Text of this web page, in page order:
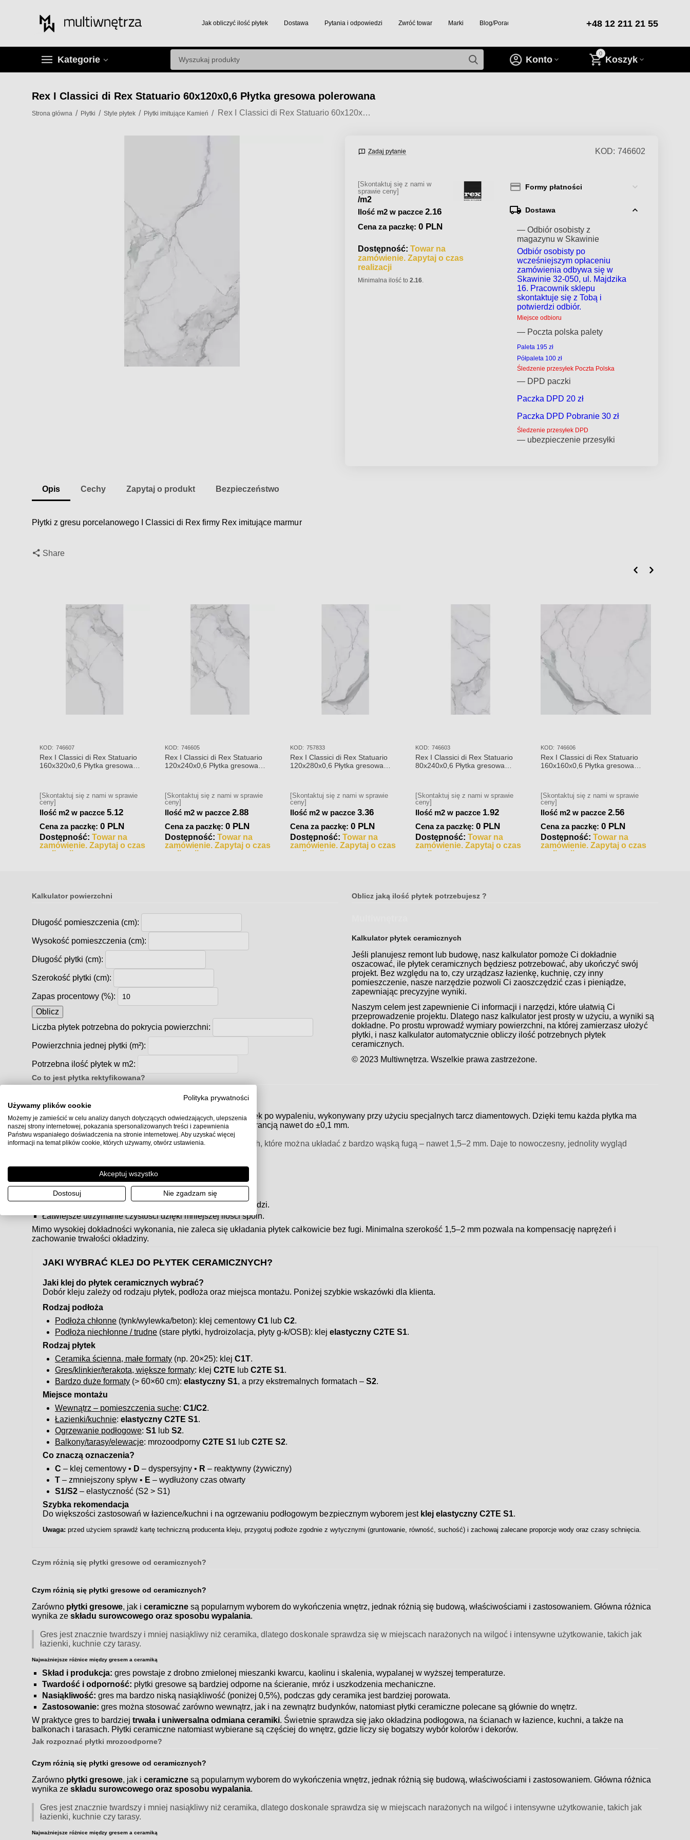
Jak obliczyć ilość płytek Dostawa Pytania i odpowiedzi Zwróć towar Marki Blog/Porady/Inspiracje +48 12 211 21 55
Kategorie
0
Koszyk
Konto
Rex I Classici di Rex Statuario 60x120x0,6 Płytka gresowa polerowana
Strona główna / Płytki / Style płytek / Płytki imitujące Kamień / Rex I Classici di Rex Statuario 60x120x0,6 Płytka gresowa polerowana
Zadaj pytanie KOD: 746602
[Skontaktuj się z nami w
sprawie ceny]
/m2
Ilość m2 w paczce 2.16
Cena za paczkę:0 PLN
Dostępność: Towar na
zamówienie. Zapytaj o czas
realizacji
Minimalna ilość to2.16.
Formy płatności
Dostawa
— Odbiór osobisty z
magazynu w Skawinie
Odbiór osobisty po
wcześniejszym opłaceniu
zamówienia odbywa się w
Skawinie 32-050, ul. Majdzika
16. Pracownik sklepu
skontaktuje się z Tobą i
potwierdzi odbiór.
Miejsce odbioru
— Poczta polska palety
Paleta 195 zł
Półpaleta 100 zł
Śledzenie przesyłek Poczta Polska
— DPD paczki
Paczka DPD 20 zł
Paczka DPD Pobranie 30 zł
Śledzenie przesyłek DPD
— ubezpieczenie przesyłki
Opis Cechy Zapytaj o produkt Bezpieczeństwo
Płytki z gresu porcelanowego I Classici di Rex firmy Rex imitujące marmur
Share
KOD: 746607
Rex I Classici di Rex Statuario
160x320x0,6 Płytka gresowa
[Skontaktuj się z nami w sprawie
ceny]
Ilość m2 w paczce 5.12
Cena za paczkę:0 PLN
Dostępność: Towar na
zamówienie. Zapytaj o czas
realizacji
KOD: 746605
Rex I Classici di Rex Statuario
120x240x0,6 Płytka gresowa
[Skontaktuj się z nami w sprawie
ceny]
Ilość m2 w paczce 2.88
Cena za paczkę:0 PLN
Dostępność: Towar na
zamówienie. Zapytaj o czas
realizacji
KOD: 757833
Rex I Classici di Rex Statuario
120x280x0,6 Płytka gresowa
[Skontaktuj się z nami w sprawie
ceny]
Ilość m2 w paczce 3.36
Cena za paczkę:0 PLN
Dostępność: Towar na
zamówienie. Zapytaj o czas
realizacji
KOD: 746603
Rex I Classici di Rex Statuario
80x240x0,6 Płytka gresowa
[Skontaktuj się z nami w sprawie
ceny]
Ilość m2 w paczce 1.92
Cena za paczkę:0 PLN
Dostępność: Towar na
zamówienie. Zapytaj o czas
realizacji
KOD: 746606
Rex I Classici di Rex Statuario
160x160x0,6 Płytka gresowa
[Skontaktuj się z nami w sprawie
ceny]
Ilość m2 w paczce 2.56
Cena za paczkę:0 PLN
Dostępność: Towar na
zamówienie. Zapytaj o czas
realizacji
Kalkulator powierzchni
Długość pomieszczenia (cm):
Wysokość pomieszczenia (cm):
Długość płytki (cm):
Szerokość płytki (cm):
Zapas procentowy (%):
Oblicz
Liczba płytek potrzebna do pokrycia powierzchni:
Powierzchnia jednej płytki (m²):
Potrzebna ilość płytek w m2:
Oblicz jaką ilość płytek potrzebujesz ?
Kalkulator płytek ceramicznych
Jeśli planujesz remont lub budowę, nasz kalkulator pomoże Ci dokładnie
oszacować, ile płytek ceramicznych będziesz potrzebować, aby ukończyć swój
projekt. Bez względu na to, czy urządzasz łazienkę, kuchnię, czy inny
pomieszczenie, nasze narzędzie pozwoli Ci zaoszczędzić czas i pieniądze,
zapewniając precyzyjne wyniki.
Naszym celem jest zapewnienie Ci informacji i narzędzi, które ułatwią Ci
przeprowadzenie projektu. Dlatego nasz kalkulator jest prosty w użyciu, a wyniki są
dokładne. Po prostu wprowadź wymiary powierzchni, na której zamierzasz ułożyć
płytki, i nasz kalkulator automatycznie obliczy ilość potrzebnych płytek
ceramicznych.
© 2023 Multiwnętrza. Wszelkie prawa zastrzeżone.
Co to jest płytka rektyfikowana?
Rektyfikacjato proces precyzyjnego docinania krawędzi płytek po wypaleniu, wykonywany przy użyciu specjalnych tarcz diamentowych. Dzięki temu każda płytka ma
idealnie równe krawędziei dokładnie taki sam wymiar, z tolerancją nawet do ±0,1 mm.
Efektem rektyfikacji są płytki o ostrych, równych krawędziach, które można układać z bardzo wąską fugą – nawet 1,5–2 mm. Daje to nowoczesny, jednolity wygląd
Estetyczny, nowoczesny efekt – tzw.efekt tafli.
Możliwość stosowania bardzo wąskich fug.
Większa precyzja wymiarowa, idealne dopasowanie krawędzi.
Łatwiejsze utrzymanie czystości dzięki mniejszej ilości spoin.
Mimo wysokiej dokładności wykonania, nie zaleca się układania płytek całkowicie bez fugi. Minimalna szerokość 1,5–2 mm pozwala na kompensację naprężeń i
zachowanie trwałości okładziny.
JAKI WYBRAĆ KLEJ DO PŁYTEK CERAMICZNYCH?
Jaki klej do płytek ceramicznych wybrać?
Dobór kleju zależy od rodzaju płytek, podłoża oraz miejsca montażu. Poniżej szybkie wskazówki dla klienta.
Rodzaj podłoża
Podłoża chłonne (tynk/wylewka/beton): klej cementowyC1 lubC2.
Podłoża niechłonne / trudne (stare płytki, hydroizolacja, płyty g-k/OSB): klej elastyczny C2TE S1.
Rodzaj płytek
Ceramika ścienna, małe formaty (np. 20×25): klejC1T.
Gres/klinkier/terakota, większe formaty: klejC2TE lubC2TE S1.
Bardzo duże formaty (> 60×60 cm):elastyczny S1, a przy ekstremalnych formatach – S2.
Miejsce montażu
Wewnątrz – pomieszczenia suche:C1/C2.
Łazienki/kuchnie:elastyczny C2TE S1.
Ogrzewanie podłogowe:S1 lubS2.
Balkony/tarasy/elewacje: mrozoodpornyC2TE S1 lubC2TE S2.
Co znaczą oznaczenia?
C – klej cementowy • D – dyspersyjny • R – reaktywny (żywiczny)
T – zmniejszony spływ • E – wydłużony czas otwarty
S1/S2 – elastyczność (S2 > S1)
Szybka rekomendacja
Do większości zastosowań w łazience/kuchni i na ogrzewaniu podłogowym bezpiecznym wyborem jest klej elastyczny C2TE S1.
Uwaga: przed użyciem sprawdź kartę techniczną producenta kleju, przygotuj podłoże zgodnie z wytycznymi (gruntowanie, równość, suchość) i zachowaj zalecane proporcje wody oraz czasy schnięcia.
Czym różnią się płytki gresowe od ceramicznych?
Czym różnią się płytki gresowe od ceramicznych?
Zarówno płytki gresowe, jak iceramiczne są popularnym wyborem do wykończenia wnętrz, jednak różnią się budową, właściwościami i zastosowaniem. Główna różnica
wynika zeskładu surowcowego oraz sposobu wypalania.
Gres jest znacznie twardszy i mniej nasiąkliwy niż ceramika, dlatego doskonale sprawdza się w miejscach narażonych na wilgoć i intensywne użytkowanie, takich jak
łazienki, kuchnie czy tarasy.
Najważniejsze różnice między gresem a ceramiką
Skład i produkcja: gres powstaje z drobno zmielonej mieszanki kwarcu, kaolinu i skalenia, wypalanej w wyższej temperaturze.
Twardość i odporność: płytki gresowe są bardziej odporne na ścieranie, mróz i uszkodzenia mechaniczne.
Nasiąkliwość: gres ma bardzo niską nasiąkliwość (poniżej 0,5%), podczas gdy ceramika jest bardziej porowata.
Zastosowanie: gres można stosować zarówno wewnątrz, jak i na zewnątrz budynków, natomiast płytki ceramiczne polecane są głównie do wnętrz.
W praktyce gres to bardziejtrwała i uniwersalna odmiana ceramiki. Świetnie sprawdza się jako okładzina podłogowa, na ścianach w łazience, kuchni, a także na
balkonach i tarasach. Płytki ceramiczne natomiast wybierane są częściej do wnętrz, gdzie liczy się bogatszy wybór kolorów i dekorów.
Jak rozpoznać płytki mrozoodporne?
Czym różnią się płytki gresowe od ceramicznych?
Zarówno płytki gresowe, jak iceramiczne są popularnym wyborem do wykończenia wnętrz, jednak różnią się budową, właściwościami i zastosowaniem. Główna różnica
wynika zeskładu surowcowego oraz sposobu wypalania.
Gres jest znacznie twardszy i mniej nasiąkliwy niż ceramika, dlatego doskonale sprawdza się w miejscach narażonych na wilgoć i intensywne użytkowanie, takich jak
łazienki, kuchnie czy tarasy.
Najważniejsze różnice między gresem a ceramiką
Polityka prywatności
Używamy plików cookie
Możemy je zamieścić w celu analizy danych dotyczących odwiedzających, ulepszenia
naszej strony internetowej, pokazania spersonalizowanych treści i zapewnienia
Państwu wspaniałego doświadczenia na stronie internetowej. Aby uzyskać więcej
informacji na temat plików cookie, których używamy, otwórz ustawienia.
Akceptuj wszystko
Dostosuj Nie zgadzam się